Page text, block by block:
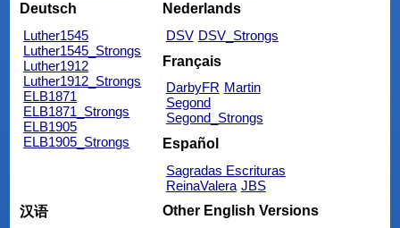
Deutsch
Luther1545
Luther1545_Strongs
Luther1912
Luther1912_Strongs
ELB1871
ELB1871_Strongs
ELB1905
ELB1905_Strongs
Nederlands
DSV DSV_Strongs
Français
DarbyFR Martin
Segond
Segond_Strongs
Español
Sagradas Escrituras
ReinaValera JBS
汉语
Other English Versions